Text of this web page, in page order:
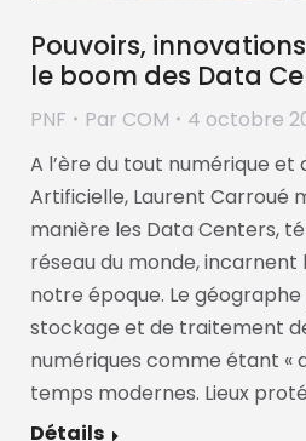
Pouvoirs,
le boom des Data
PNF Par COM
4 octobre
A l’ère du tout numérique et
Artificielle, Laurent Carroué
manière les Data Centers,
réseau du monde, incarnent
notre époque. Le
stockage et de traitement
numériques comme étant «
temps modernes. Lieux
Détails